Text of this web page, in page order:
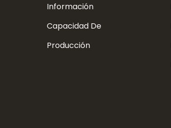
Información
Capacidad De
Producción